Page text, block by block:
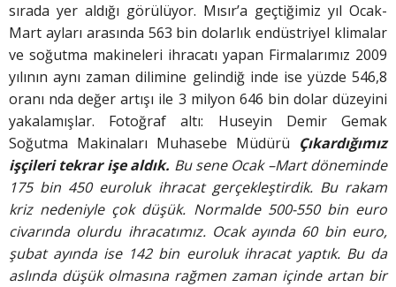
sırada yer aldığı görülüyor. Mısır’a geçtiğimiz yıl Ocak-
Mart ayları arasında 563 bin dolarlık endüstriyel klimalar
ve soğutma makineleri ihracatı yapan Firmalarımız 2009
yılının aynı zaman dilimine gelindiğ inde ise yüzde 546,8
oranı nda değer artışı ile 3 milyon 646 bin dolar düzeyini
yakalamışlar. Fotoğraf altı: Huseyin Demir Gemak
Soğutma Makinaları Muhasebe Müdürü Çıkardığımız
işçileri tekrar işe aldık. Bu sene Ocak –Mart döneminde
175 bin 450 euroluk ihracat gerçekleştirdik. Bu rakam
kriz nedeniyle çok düşük. Normalde 500-550 bin euro
civarında olurdu ihracatımız. Ocak ayında 60 bin euro,
şubat ayında ise 142 bin euroluk ihracat yaptık. Bu da
aslında düşük olmasına rağmen zaman içinde artan bir